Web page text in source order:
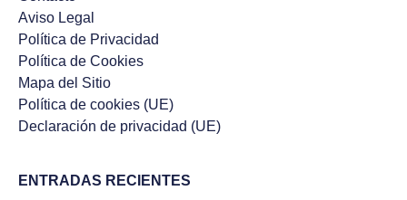
Aviso Legal
Política de Privacidad
Política de Cookies
Mapa del Sitio
Política de cookies (UE)
Declaración de privacidad (UE)
ENTRADAS RECIENTES